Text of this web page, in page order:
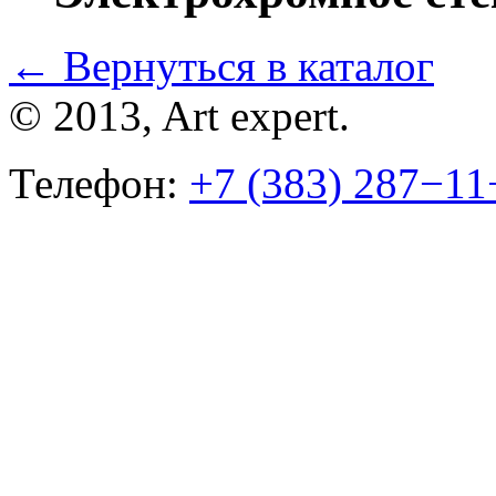
← Вернуться в каталог
© 2013, Art expert.
Телефон: +7 (383)